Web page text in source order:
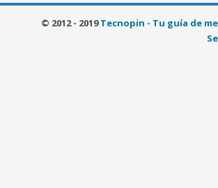
© 2012 - 2019Tecnopin - Tu guía de